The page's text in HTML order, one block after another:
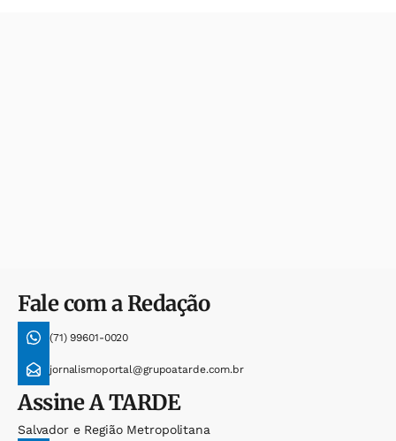
Fale com a Redação
(71) 99601-0020
jornalismoportal@grupoatarde.com.br
AssineA TARDE
Salvador e Região Metropolitana